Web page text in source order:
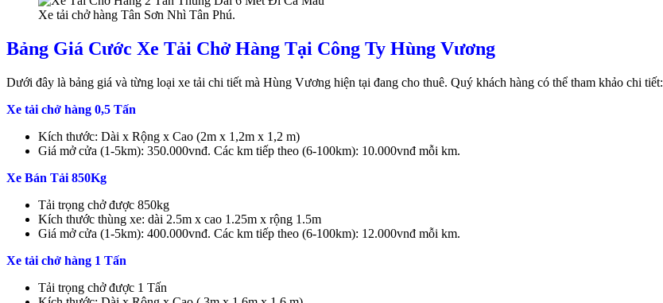
Xe tải chở hàng Tân Sơn Nhì Tân Phú.
Bảng Giá Cước Xe Tải Chở Hàng Tại Công Ty Hùng Vương
Dưới đây là bảng giá và từng loại xe tải chi tiết mà Hùng Vương hiện tại đang cho thuê. Quý khách hàng có thể tham khảo chi tiết:
Xe tải chở hàng 0,5 Tấn
Kích thước: Dài x Rộng x Cao (2m x 1,2m x 1,2 m)
Giá mở cửa (1-5km): 350.000vnđ. Các km tiếp theo (6-100km): 10.000vnđ mỗi km.
Xe Bán Tải 850Kg
Tải trọng chở được 850kg
Kích thước thùng xe: dài 2.5m x cao 1.25m x rộng 1.5m
Giá mở cửa (1-5km): 400.000vnđ. Các km tiếp theo (6-100km): 12.000vnđ mỗi km.
Xe tải chở hàng 1 Tấn
Tải trọng chở được 1 Tấn